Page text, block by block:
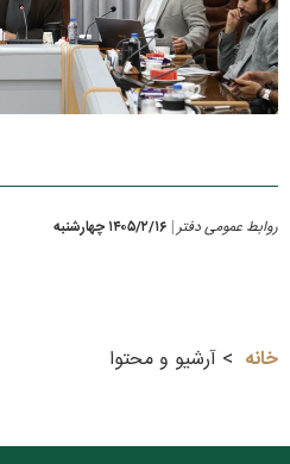
روابط عمومی دفتر ۱۴۰۵/۲/۱۶ چهارشنبه
خانه
آرشیو و محتوا